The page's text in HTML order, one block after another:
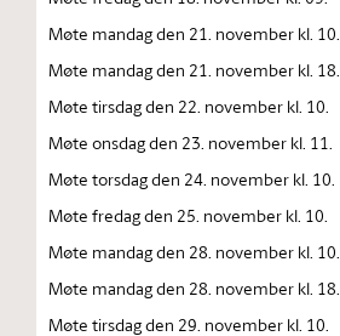
Møte mandag den 21. november kl. 10.
Møte mandag den 21. november kl. 18.
Møte tirsdag den 22. november kl. 10.
Møte onsdag den 23. november kl. 11.
Møte torsdag den 24. november kl. 10.
Møte fredag den 25. november kl. 10.
Møte mandag den 28. november kl. 10.
Møte mandag den 28. november kl. 18.
Møte tirsdag den 29. november kl. 10.